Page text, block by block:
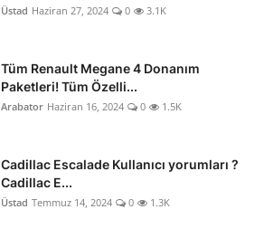
Üstad Haziran 27, 2024 0 3.1K
Tüm Renault Megane 4 Donanım
Paketleri! Tüm Özelli...
Arabator Haziran 16, 2024 0 1.5K
Cadillac Escalade Kullanıcı yorumları ?
Cadillac E...
Üstad Temmuz 14, 2024 0 1.3K